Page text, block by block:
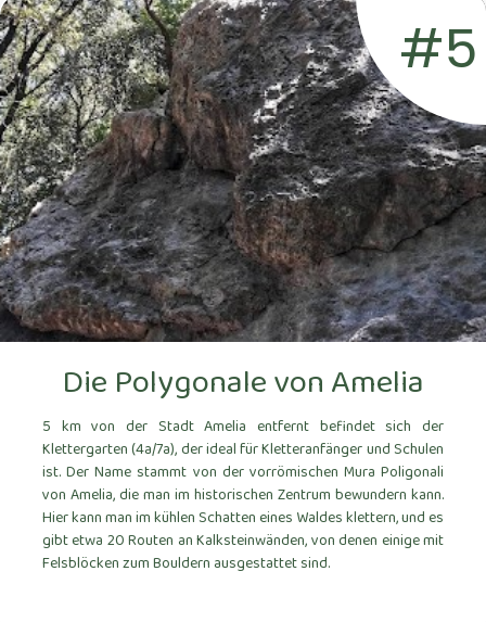
#5
Die Polygonale von Amelia
5 km von der Stadt Amelia entfernt befindet sich der
Klettergarten (4a/7a), der ideal für Kletteranfänger und Schulen
ist. Der Name stammt von der vorrömischen Mura Poligonali
von Amelia, die man im historischen Zentrum bewundern kann.
Hier kann man im kühlen Schatten eines Waldes klettern, und es
gibt etwa 20 Routen an Kalksteinwänden, von denen einige mit
Felsblöcken zum Bouldern ausgestattet sind.